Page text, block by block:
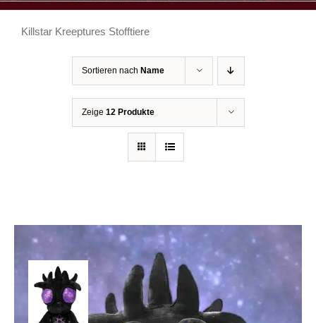
Killstar Kreeptures Stofftiere
Sortieren nach Name
Zeige 12 Produkte
Killstar Stofftier
Kreeptures – Alien
39,90€